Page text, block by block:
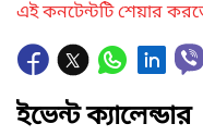
এই কনটেন্টটি শেয়ার
ইভেন্ট ক্যালেন্ডার